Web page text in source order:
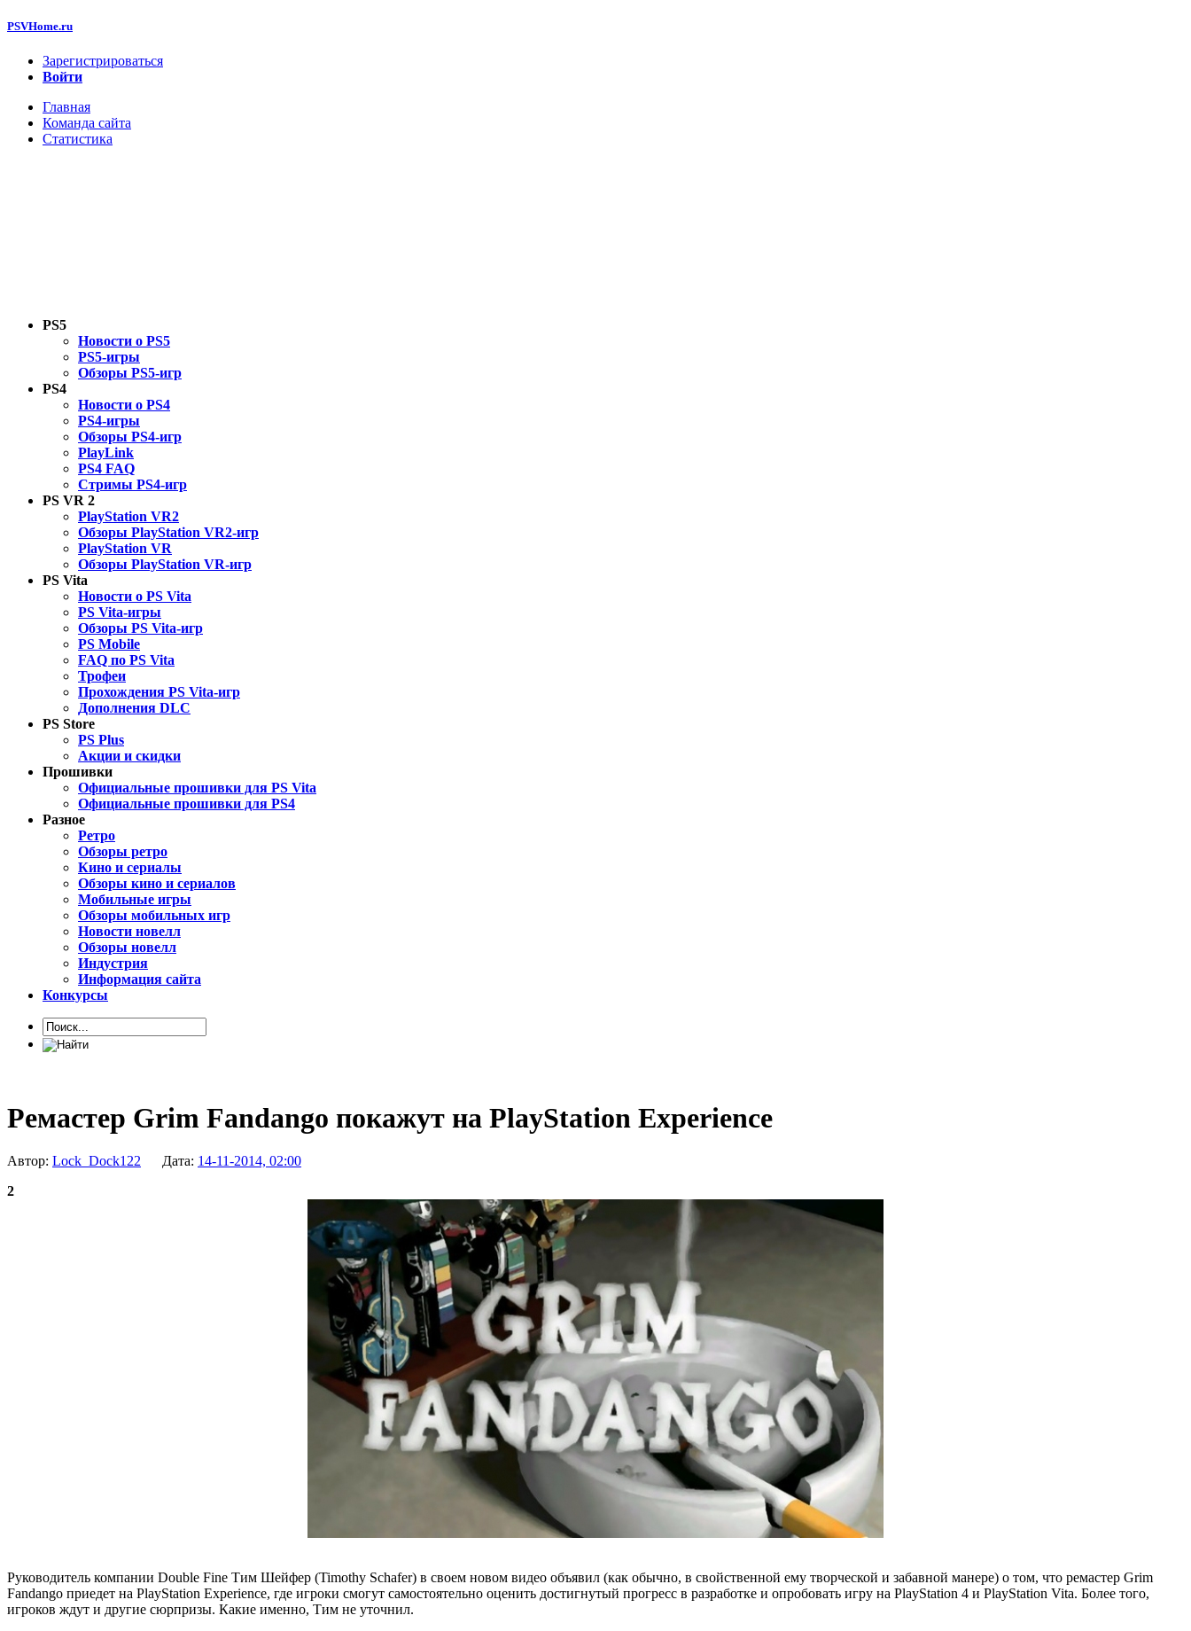
PSVHome.ru
Зарегистрироваться
Войти
Главная
Команда сайта
Статистика
PS5
Новости о PS5
PS5-игры
Обзоры PS5-игр
PS4
Новости о PS4
PS4-игры
Обзоры PS4-игр
PlayLink
PS4 FAQ
Стримы PS4-игр
PS VR 2
PlayStation VR2
Обзоры PlayStation VR2-игр
PlayStation VR
Обзоры PlayStation VR-игр
PS Vita
Новости о PS Vita
PS Vita-игры
Обзоры PS Vita-игр
PS Mobile
FAQ по PS Vita
Трофеи
Прохождения PS Vita-игр
Дополнения DLC
PS Store
PS Plus
Акции и скидки
Прошивки
Официальные прошивки для PS Vita
Официальные прошивки для PS4
Разное
Ретро
Обзоры ретро
Кино и сериалы
Обзоры кино и сериалов
Мобильные игры
Обзоры мобильных игр
Новости новелл
Обзоры новелл
Индустрия
Информация сайта
Конкурсы
Ремастер Grim Fandango покажут на PlayStation Experience
Автор: Lock_Dock122 Дата: 14-11-2014, 02:00
2
Руководитель компании Double Fine Тим Шейфер (Timothy Schafer) в своем новом видео объявил (как обычно, в свойственной ему творческой и забавной манере) о том, что ремастер Grim
Fandango приедет на PlayStation Experience, где игроки смогут самостоятельно оценить достигнутый прогресс в разработке и опробовать игру на PlayStation 4 и PlayStation Vita. Более того,
игроков ждут и другие сюрпризы. Какие именно, Тим не уточнил.